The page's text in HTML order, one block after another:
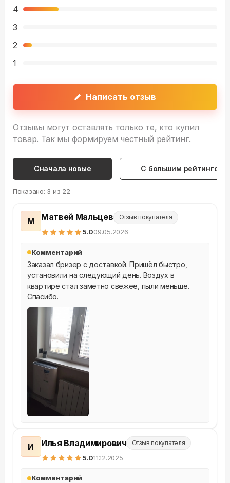
4
3
2
1
Написать отзыв
Отзывы могут оставлять только те, кто купил
товар. Так мы формируем честный рейтинг.
Сначала новые С большим рейтингом
Показано: 3 из 22
М Матвей Мальцев Отзыв покупателя
5.009.05.2026
Комментарий
Заказал бризер с доставкой. Пришёл быстро,
установили на следующий день. Воздух в
квартире стал заметно свежее, пыли меньше.
Спасибо.
И Илья Владимирович Отзыв покупателя
5.011.12.2025
Комментарий